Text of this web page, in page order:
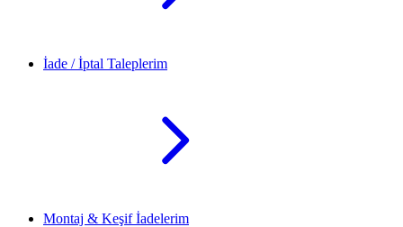
İade / İptal Taleplerim
Montaj & Keşif İadelerim